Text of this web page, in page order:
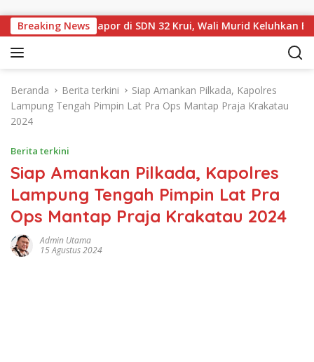
Breaking News
Sampul Rapor di SDN 32 Krui, Wali Murid Keluhkan Biaya
Beranda Berita terkini
Siap Amankan Pilkada, Kapolres
Lampung Tengah Pimpin Lat Pra Ops Mantap Praja Krakatau
2024
Berita terkini
Siap Amankan Pilkada, Kapolres
Lampung Tengah Pimpin Lat Pra
Ops Mantap Praja Krakatau 2024
Admin Utama
15 Agustus 2024